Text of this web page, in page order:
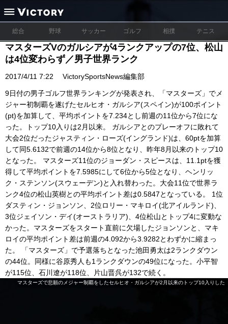
総合 野球 サッカー ゴルフ 相撲 テニス
マスターズVのガルシアが4ランクアップの7位、松山
は4位変わらず／男子世界ランク
2017/4/11 7:22 VictorySportsNews編集部
9日付の男子ゴルフ世界ランキングが発表され、「マスターズ」でメ
ジャー初制覇を遂げたセルヒオ・ガルシア(スペイン)が100ポイント
(pt)を加算して、平均ポイントを7.234とし前週の11位から7位にな
った。トップ10入りは2月以来。 ガルシアとのプレーオフに敗れて
大会2位だったジャスティン・ローズ(イングランド)は、60ptを加算
して同5.6132で前週の14位から8位となり、昨年8月以来のトップ10
となった。 マスターズ11位のジョーダン・スピースは、11.1ptを獲
得して平均ポイントを7.5985にして6位から5位となり、ヘンリッ
ク・ステンソン(スウェーデン)と入れ替わった。大会11位で世界ラ
ンク4位の松山英樹との平均ポイント差は0.5847となっている。 1位
ダスティン・ジョンソン、2位ロリー・マキロイ(北アイルランド)、
3位ジェイソン・デイ(オーストラリア)、4位松山とトップ4に変動な
かった。マスターズをスタート直前に欠場したジョンソンと、マキ
ロイの平均ポイント差は前週の4.092から3.9282とわずかに縮まっ
た。 「マスターズ」で予選落ちとなった池田勇太は2ランクダウン
の44位。同様に谷原秀人も1ランクダウンの49位になった。小平智
が115位、石川遼が118位、片山晋呉が132で続く。
マスターズで悲願のメジャー制覇をしたセルヒオ・ガルシアが2月以来のトップ10入りした